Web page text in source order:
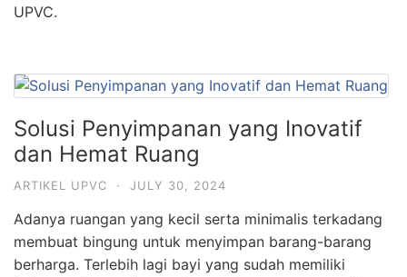
UPVC.
Solusi Penyimpanan yang Inovatif
dan Hemat Ruang
ARTIKEL UPVC · JULY 30, 2024
Adanya ruangan yang kecil serta minimalis terkadang
membuat bingung untuk menyimpan barang-barang
berharga. Terlebih lagi bayi yang sudah memiliki